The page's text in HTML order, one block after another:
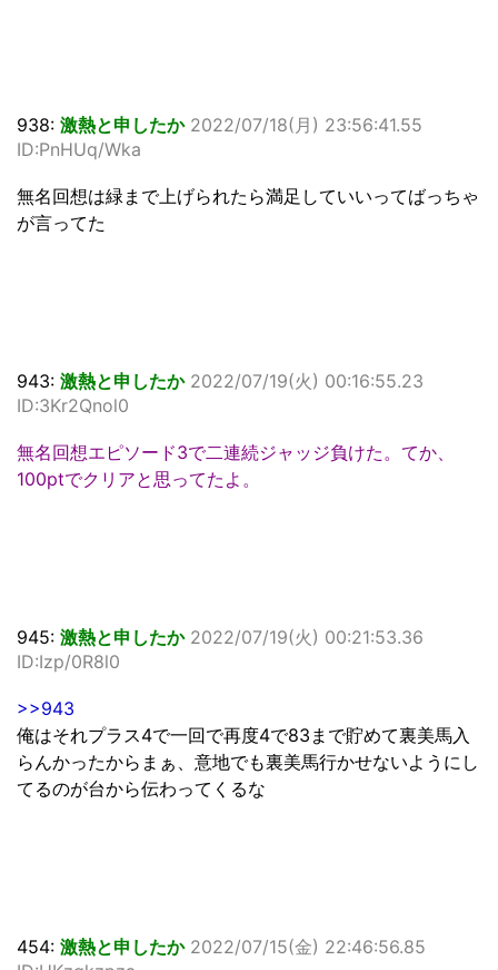
938: 激熱と申したか 2022/07/18(月) 23:56:41.55
ID:PnHUq/Wka
無名回想は緑まで上げられたら満足していいってばっちゃ
が言ってた
943: 激熱と申したか 2022/07/19(火) 00:16:55.23
ID:3Kr2Qnol0
無名回想エピソード3で二連続ジャッジ負けた。てか、
100ptでクリアと思ってたよ。
945: 激熱と申したか 2022/07/19(火) 00:21:53.36
ID:Izp/0R8l0
>>943
俺はそれプラス4で一回で再度4で83まで貯めて裏美馬入
らんかったからまぁ、意地でも裏美馬行かせないようにし
てるのが台から伝わってくるな
454: 激熱と申したか 2022/07/15(金) 22:46:56.85